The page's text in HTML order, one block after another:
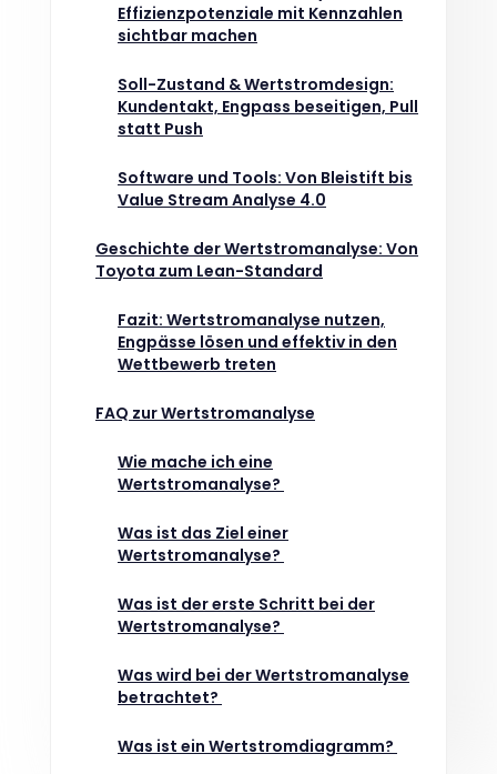
Effizienzpotenziale mit Kennzahlen
sichtbar machen
Soll-Zustand & Wertstromdesign:
Kundentakt, Engpass beseitigen, Pull
statt Push
Software und Tools: Von Bleistift bis
Value Stream Analyse 4.0
Geschichte der Wertstromanalyse: Von
Toyota zum Lean-Standard
Fazit: Wertstromanalyse nutzen,
Engpässe lösen und effektiv in den
Wettbewerb treten
FAQ zur Wertstromanalyse
Wie mache ich eine
Wertstromanalyse?
Was ist das Ziel einer
Wertstromanalyse?
Was ist der erste Schritt bei der
Wertstromanalyse?
Was wird bei der Wertstromanalyse
betrachtet?
Was ist ein Wertstromdiagramm?